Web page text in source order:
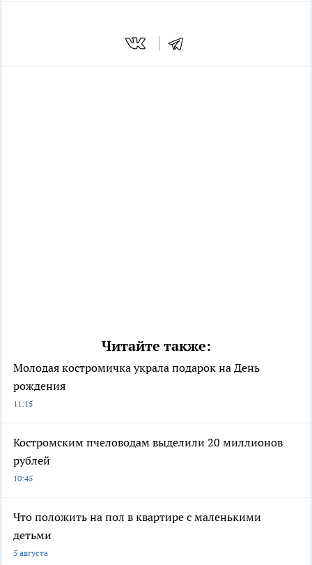
Читайте также:
Молодая костромичка украла подарок на День
рождения
11:15
Костромским пчеловодам выделили 20 миллионов
рублей
10:45
Что положить на пол в квартире с маленькими
детьми
5 августа